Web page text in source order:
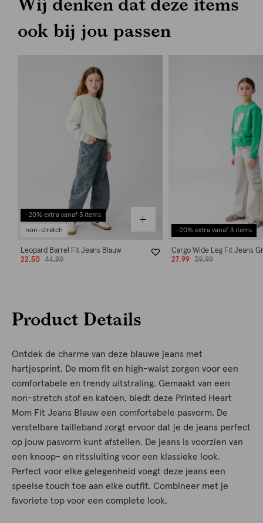
ook bij jou passen
-20% extra vanaf 3 items
non-stretch
Leopard Barrel Fit Jeans Blauw
22.50
44.99
-20% extra vanaf 3 items
Cargo Wide Leg Fit Jeans
27.99
39.99
Product Details
Ontdek de charme van deze blauwe jeans met
hartjesprint. De mom fit en high-waist zorgen voor een
comfortabele en trendy uitstraling. Gemaakt van een
non-stretch stof en katoen, biedt deze Printed Heart
Mom Fit Jeans Blauw een comfortabele pasvorm. De
verstelbare tailleband zorgt ervoor dat je de jeans perfect
op jouw pasvorm kunt afstellen. De jeans is voorzien van
een knoop- en ritssluiting voor een klassieke look.
Perfect voor elke gelegenheid voegt deze jeans een
speelse touch toe aan elke outfit. Combineer met je
favoriete top voor een complete look.